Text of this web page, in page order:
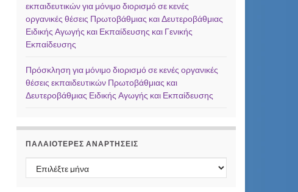
εκπαιδευτικών για μόνιμο διορισμό σε κενές
οργανικές θέσεις Πρωτοβάθμιας και Δευτεροβάθμιας
Ειδικής Αγωγής και Εκπαίδευσης και Γενικής
Εκπαίδευσης
Πρόσκληση για μόνιμο διορισμό σε κενές οργανικές
θέσεις εκπαιδευτικών Πρωτοβάθμιας και
Δευτεροβάθμιας Ειδικής Αγωγής και Εκπαίδευσης
ΠΑΛΑΙΌΤΕΡΕΣ ΑΝΑΡΤΉΣΕΙΣ
Παλαιότερες αναρτήσεις